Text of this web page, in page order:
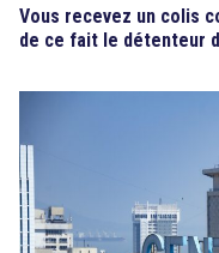
Vous recevez un colis
de ce fait le détenteur